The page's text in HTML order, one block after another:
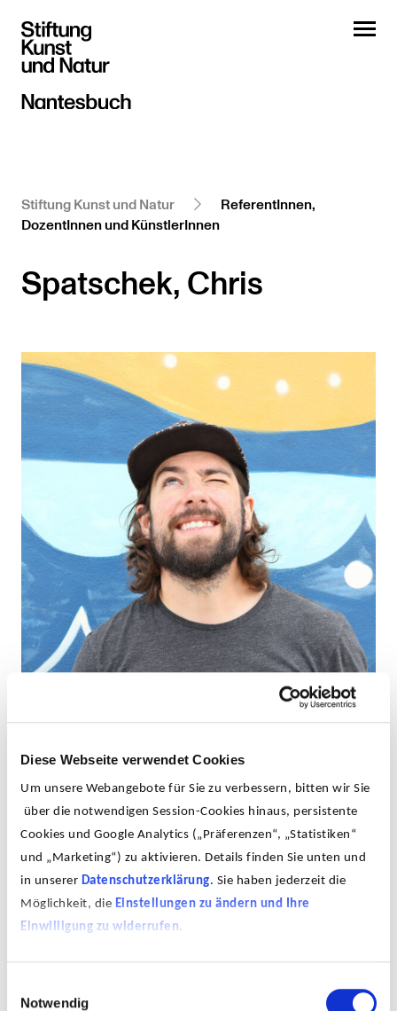
Diese Webseite verwendet Cookies
Um unsere Webangebote für Sie zu verbessern, bitten wir Sie
über die notwendigen Session-Cookies hinaus, persistente
Cookies und Google Analytics („Präferenzen“, „Statistiken“
und „Marketing“) zu aktivieren. Details finden Sie unten und
in unserer Datenschutzerklärung. Sie haben jederzeit die
Möglichkeit, die Einstellungen zu ändern und Ihre
Einwilligung zu widerrufen.
Notwendig
Stiftung Kunst und Natur
ReferentInnen,
DozentInnen und KünstlerInnen
Spatschek, Chris
© Lina Dittrich